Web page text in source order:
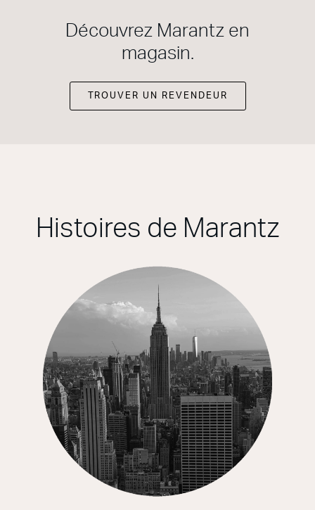
Découvrez Marantz en
magasin.
TROUVER UN REVENDEUR
Histoires de Marantz